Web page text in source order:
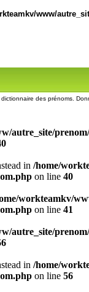
www/
des prénoms.
autre_site/
in /home/
on line 40
workteamkv/
on line 41
autre_site/
in /home/
on line 56